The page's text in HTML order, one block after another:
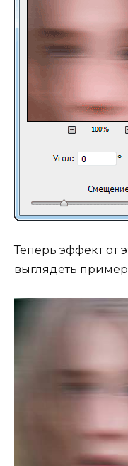
Теперь эффект от
выглядеть